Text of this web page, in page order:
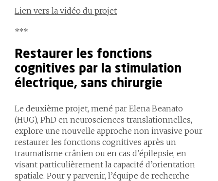
Lien vers la vidéo du projet
***
Restaurer les fonctions
cognitives par la stimulation
électrique, sans chirurgie
Le deuxième projet, mené par Elena Beanato
(HUG), PhD en neurosciences translationnelles,
explore une nouvelle approche non invasive pour
restaurer les fonctions cognitives après un
traumatisme crânien ou en cas d’épilepsie, en
visant particulièrement la capacité d’orientation
spatiale. Pour y parvenir, l’équipe de recherche